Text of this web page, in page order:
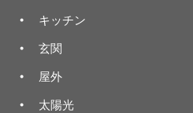
キッチン
玄関
屋外
太陽光